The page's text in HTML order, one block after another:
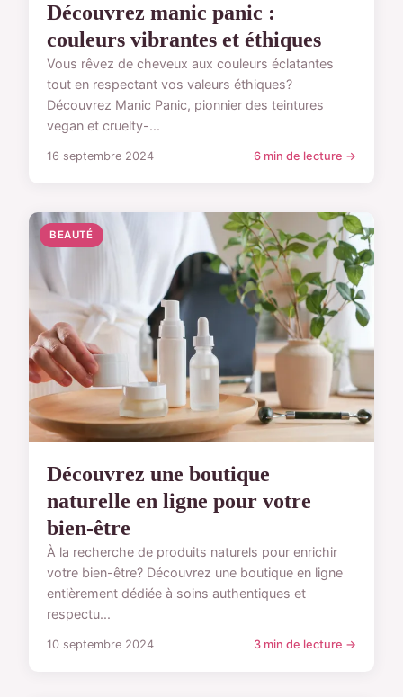
Découvrez manic panic :
couleurs vibrantes et éthiques
Vous rêvez de cheveux aux couleurs éclatantes
tout en respectant vos valeurs éthiques?
Découvrez Manic Panic, pionnier des teintures
vegan et cruelty-...
16 septembre 2024 6 min de lecture →
BEAUTÉ
Découvrez une boutique
naturelle en ligne pour votre
bien-être
À la recherche de produits naturels pour enrichir
votre bien-être? Découvrez une boutique en ligne
entièrement dédiée à soins authentiques et
respectu...
10 septembre 2024 3 min de lecture →